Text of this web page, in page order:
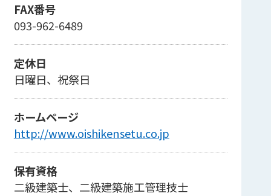
FAX番号
093-962-6489
定休日
日曜日、祝祭日
ホームページ
http://www.oishikensetu.co.jp
保有資格
二級建築士、二級建築施工管理技士